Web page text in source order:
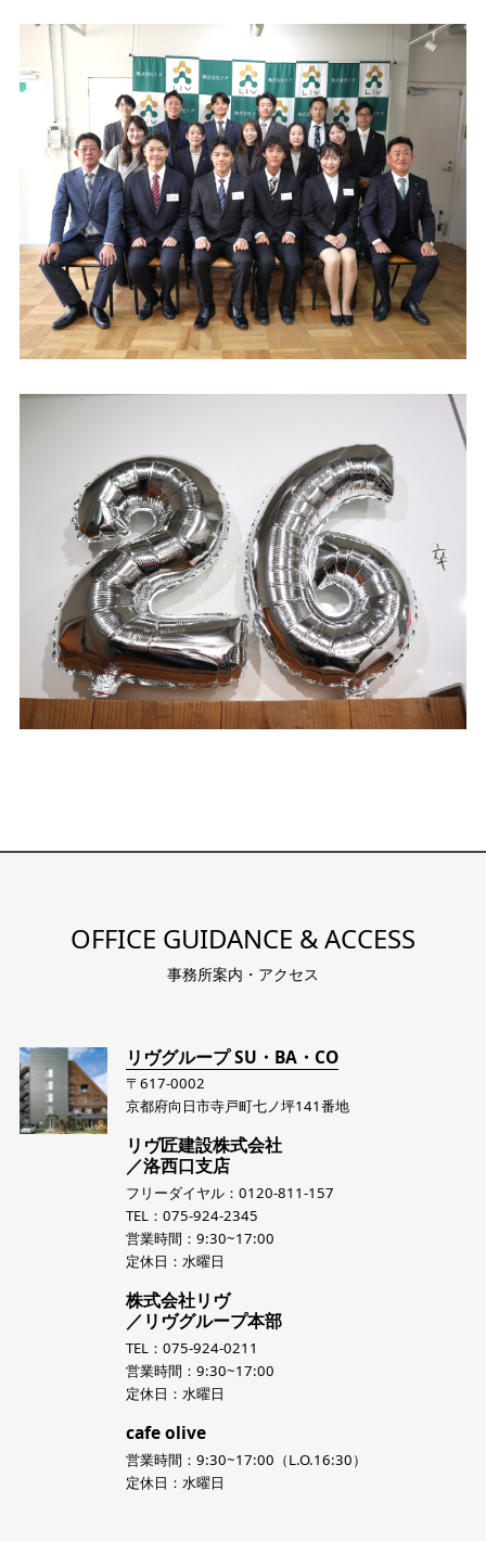
OFFICE GUIDANCE & ACCESS
事務所案内・アクセス
リヴグループ SU・BA・CO
〒617-0002
京都府向日市寺戸町七ノ坪141番地
リヴ匠建設株式会社
／洛西口支店
フリーダイヤル：0120-811-157
TEL：075-924-2345
営業時間：9:30~17:00
定休日：水曜日
株式会社リヴ
／リヴグループ本部
TEL：075-924-0211
営業時間：9:30~17:00
定休日：水曜日
cafe olive
営業時間：9:30~17:00（L.O.16:30）
定休日：水曜日